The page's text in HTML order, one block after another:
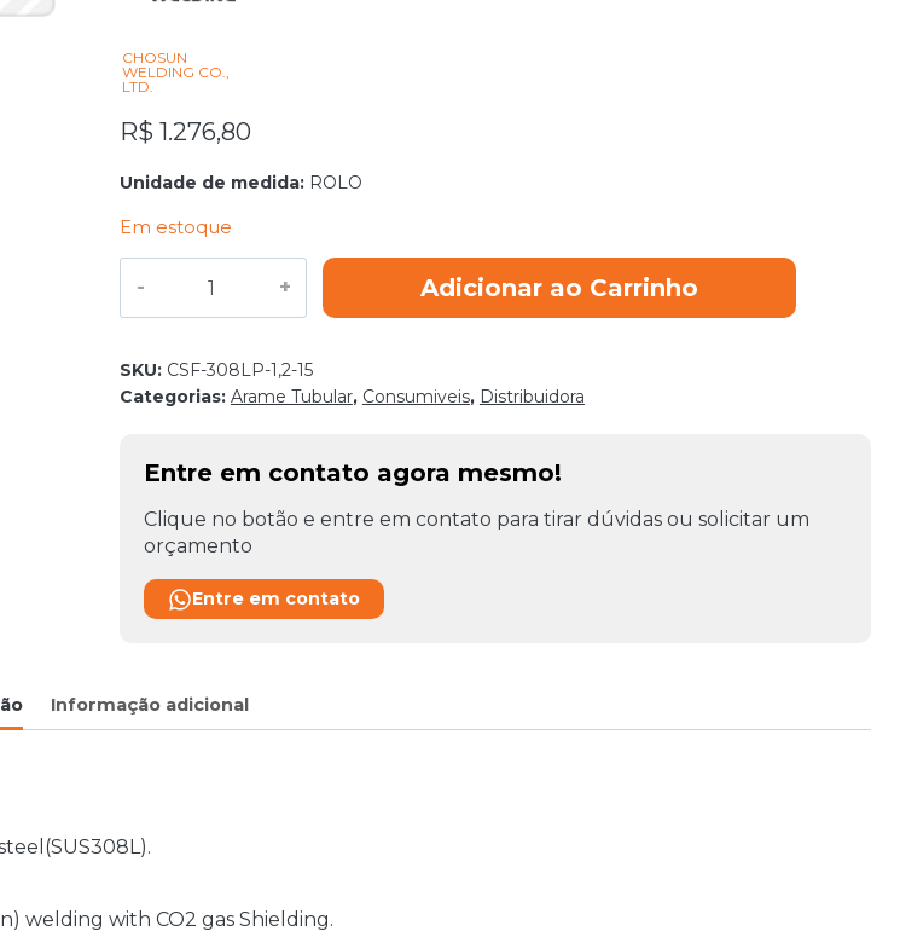
CHOSUN
WELDING CO.,
LTD.
R$ 1.276,80
Unidade de medida:ROLO
Em estoque
TUBULAR
INOX
A5.22
E308LT1-
1,2MM
15KG
quantidade
Adicionar ao Carrinho
SKU: CSF-308LP-1,2-15
Categorias: Arame Tubular, Consumiveis, Distribuidora
Entre em contato agora mesmo!
Clique no botão e entre em contato para tirar dúvidas ou solicitar um
orçamento
Entre em contato
Informação adicional
welding with CO2 gas Shielding.